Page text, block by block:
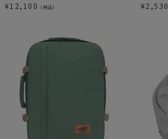
¥12,100 （税込） ¥2,530